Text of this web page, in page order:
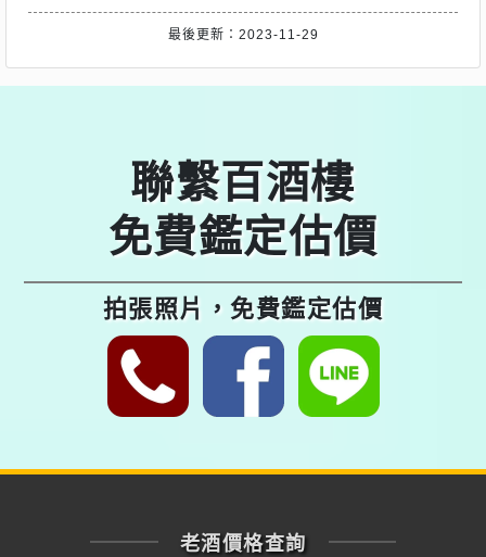
最後更新：2023-11-29
聯繫百酒樓
免費鑑定估價
拍張照片，免費鑑定估價
老酒價格查詢